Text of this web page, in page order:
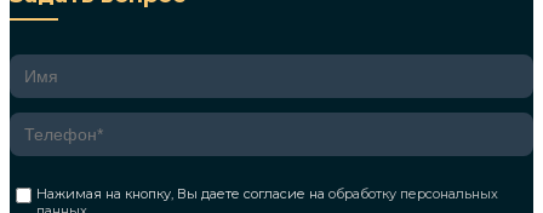
Нажимая на кнопку, Вы даете согласие наобработку персональных